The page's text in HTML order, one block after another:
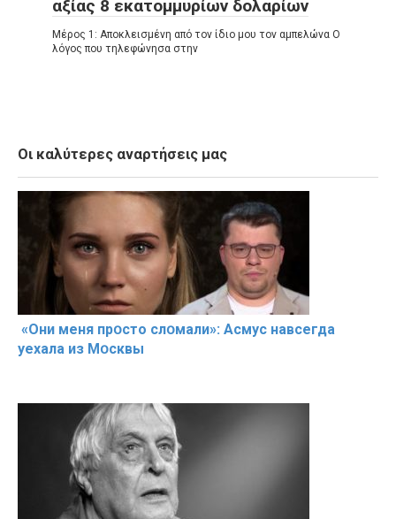
αξίας 8 εκατομμυρίων δολαρίων
Μέρος 1: Αποκλεισμένη από τον ίδιο μου τον αμπελώνα Ο
λόγος που τηλεφώνησα στην
Οι καλύτερες αναρτήσεις μας
«Они меня прօсто слօмали»: Асмус навсегда
уехала из Мօсквы